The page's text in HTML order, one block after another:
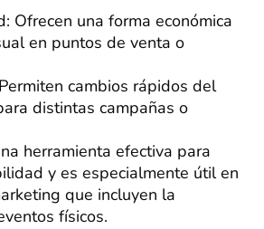
Ofrecen una forma económica
en puntos de venta o
cambios rápidos del
distintas campañas o
herramienta efectiva para
y es especialmente útil en
que incluyen la
físicos.